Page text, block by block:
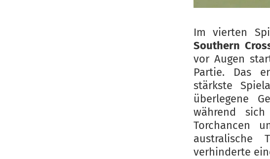
Im vierten
Southern
vor Augen
Partie. Das
stärkste
überlegene
während
Torchancen
verhinderte